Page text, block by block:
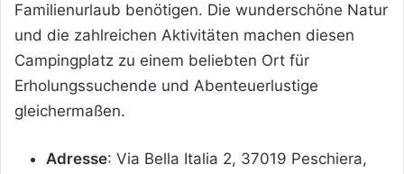
Familienurlaub benötigen. Die wunderschöne Natur
und die zahlreichen Aktivitäten machen diesen
Campingplatz zu einem beliebten Ort für
Erholungssuchende und Abenteuerlustige
gleichermaßen.
Adresse: Via Bella Italia 2, 37019 Peschiera,